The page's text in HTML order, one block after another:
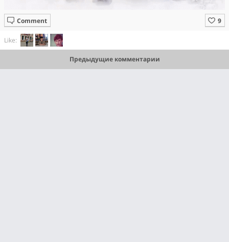
Comment
Like:
Предыдущие комментарии